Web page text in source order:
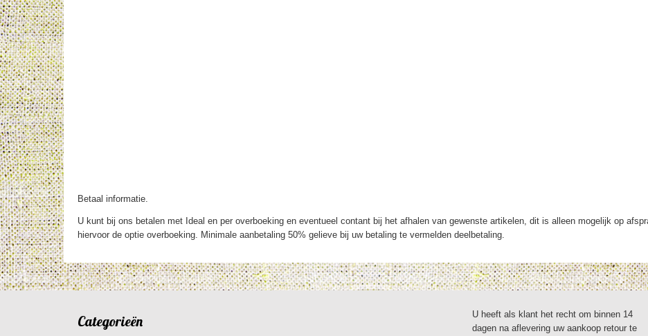
Betaal informatie.
U kunt bij ons betalen met Ideal en per overboeking en eventueel contant bij het afhalen van gewenste artikelen, dit is alleen mogelijk op
hiervoor de optie overboeking. Minimale aanbetaling 50% gelieve bij uw betaling te vermelden deelbetaling.
Categorieën
U heeft als klant het recht om binnen 14
dagen na aflevering uw aankoop retour te